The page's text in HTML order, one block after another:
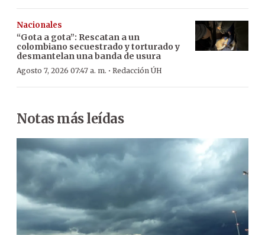
Nacionales
“Gota a gota”: Rescatan a un
colombiano secuestrado y torturado y
desmantelan una banda de usura
Agosto 7, 2026 07:47 a. m. · Redacción ÚH
Notas más leídas